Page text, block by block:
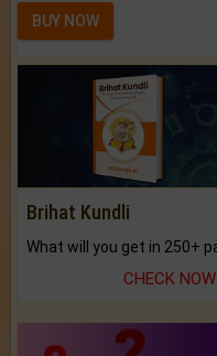
BUY NOW
Brihat Kundli
CHECK NOW